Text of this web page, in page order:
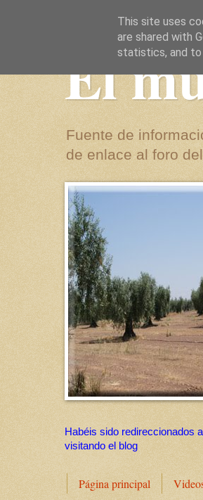
El
Fuente de
de enlace al foro
Habéis sido redireccionados
visitando el blog
Página principal
This site uses
are shared with
statistics, and to